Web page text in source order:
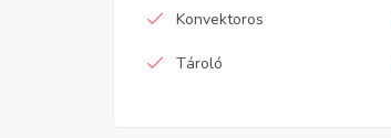
Konvektoros
Tároló